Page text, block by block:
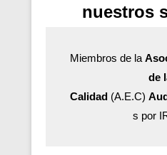
nuestros
Miembros de la
de
Calidad(A.E.C)
s por